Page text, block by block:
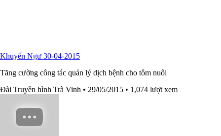
Khuyến Ngư 30-04-2015
Tăng cường công tác quản lý dịch bệnh cho tôm nuôi
Đài Truyền hình Trà Vinh • 29/05/2015 • 1,074 lượt xem